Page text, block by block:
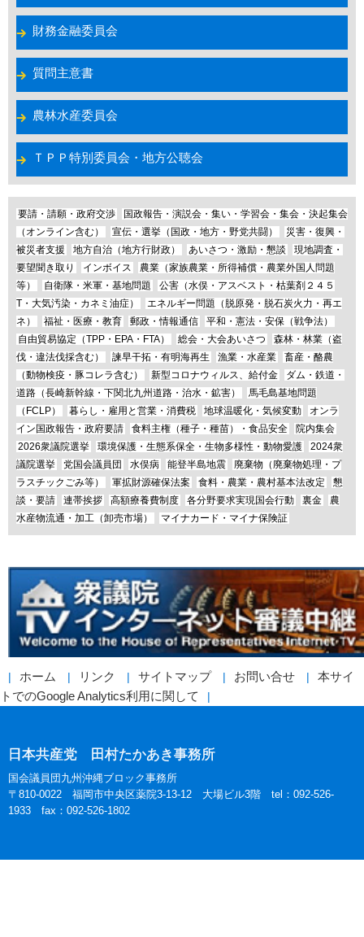
財務金融委員会
質問主意書
農林水産委員会
ＴＰＰ特別委員会・地方公聴会
要請・請願・政府交渉
国政報告・演説会・集い・学習会・集会・決起集会
（オンライン含む）
宣伝・選挙（国政・地方・野党共闘）
災害・復興・
被災者支援
地方自治（地方行財政） あいさつ・激励・懇談
現地調査・
要望聞き取り
インボイス
農業（家族農業・所得補償・農業外国人問題
等）
自衛隊・米軍・基地問題
公害（水俣・アスベスト・枯葉剤２４５
T・大気汚染・カネミ油症）
エネルギー問題（脱原発・脱石炭火力・再エ
ネ）
福祉・医療・教育 郵政・情報通信
平和・憲法・安保（戦争法）
自由貿易協定（TPP・EPA・FTA）
総会・大会あいさつ
森林・林業（盗
伐・違法伐採含む）
諫早干拓・有明海再生 漁業・水産業
畜産・酪農
（動物検疫・豚コレラ含む）
新型コロナウィルス、給付金
ダム・鉄道・
道路（長崎新幹線・下関北九州道路・治水・鉱害）
馬毛島基地問題
（FCLP）
暮らし・雇用と営業・消費税 地球温暖化・気候変動
オンラ
イン国政報告・政府要請
食料主権（種子・種苗）・食品安全
院内集会
2026衆議院選挙
環境保護・生態系保全・生物多様性・動物愛護
2024衆
議院選挙
党国会議員団 水俣病 能登半島地震
廃棄物（廃棄物処理・プ
ラスチックごみ等）
軍拡財源確保法案 食料・農業・農村基本法改定
懇
談・要請
連帯挨拶 高額療養費制度 各分野要求実現国会行動 裏金
農
水産物流通・加工（卸売市場）
マイナカード・マイナ保険証
ホーム リンク サイトマップ お問い合せ
本サイ
トでのGoogle Analytics利用に関して
日本共産党 田村たかあき事務所
国会議員団九州沖縄ブロック事務所
〒810-0022 福岡市中央区薬院3-13-12 大場ビル3階 tel：092-526-
1933 fax：092-526-1802